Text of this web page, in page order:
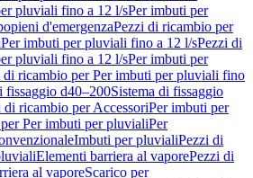
pluviali fino a 12 l/sPer imbuti per
d'emergenzaPezzi di ricambio per
Per imbuti per pluviali fino a 12 l/sPezzi di
pluviali fino a 12 l/sPer imbuti per
di ricambio per Per imbuti per pluviali fino
fissaggio d40–200Sistema di fissaggio
di ricambio per AccessoriPer imbuti per
Per imbuti per pluvialiPer
Imbuti per pluvialiPezzi di
Elementi barriera al vaporePezzi di
al vaporeScarico per